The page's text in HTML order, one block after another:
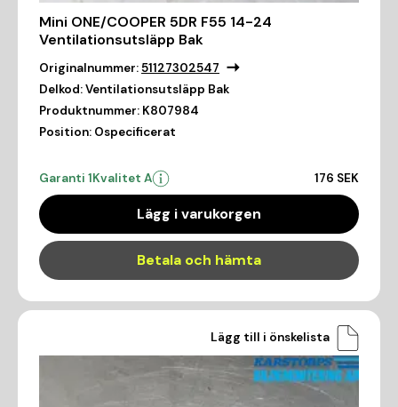
Mini ONE/COOPER 5DR F55 14-24
Ventilationsutsläpp Bak
Originalnummer:51127302547
Delkod:Ventilationsutsläpp Bak
Produktnummer: K807984
Position: Ospecificerat
Garanti 1Kvalitet A 176 SEK
Lägg i varukorgen
Betala och hämta
Lägg till i önskelista